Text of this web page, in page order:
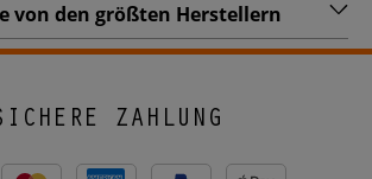
von den größten Herstellern
ZAHLUNG